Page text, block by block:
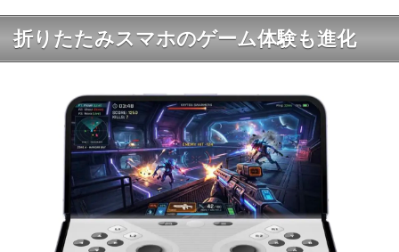
折りたたみスマホのゲーム体験も進化